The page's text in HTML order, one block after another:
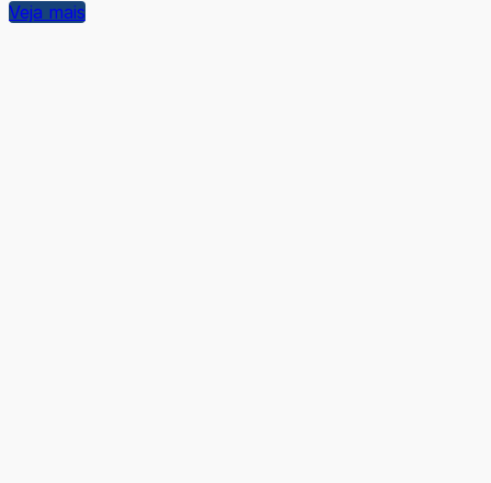
Veja mais